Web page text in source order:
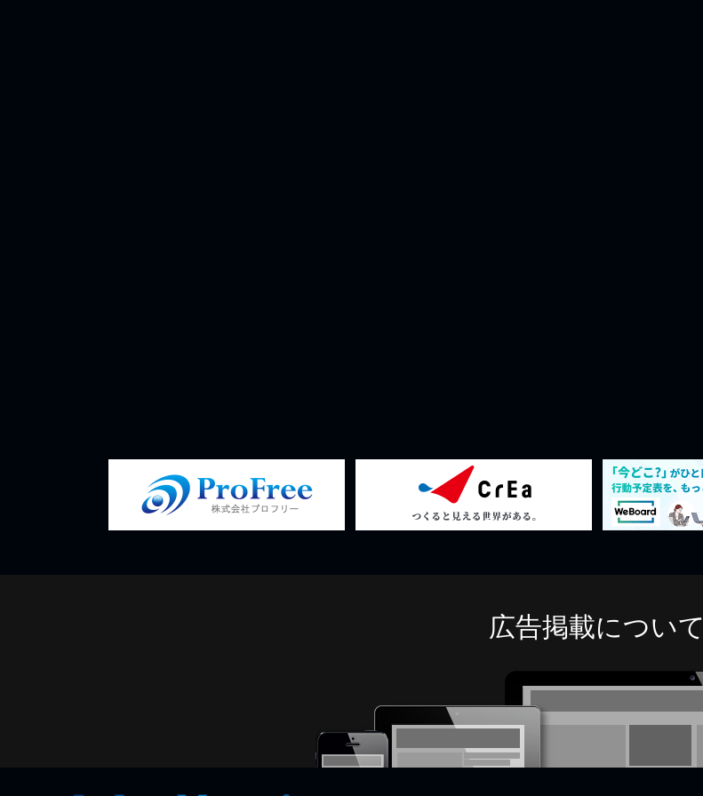
広告掲載について